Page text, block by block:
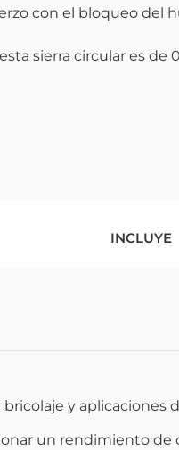
con el bloqueo del
sierra circular es
INCLUYE
bricolaje y
un rendimiento de